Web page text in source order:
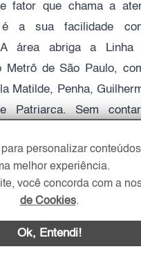
fator que chama a
a sua facilidade
A área abriga a
Metrô de São Paulo,
Matilde, Penha,
e Patriarca. Sem
personalizar
melhor experiência.
você concorda com a
de Cookies.
Ok, Entendi!